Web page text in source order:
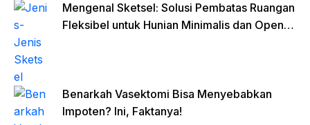
Mengenal Sketsel: Solusi Pembatas Ruangan
Fleksibel untuk Hunian Minimalis dan Open
Benarkah Vasektomi Bisa Menyebabkan
Impoten? Ini, Faktanya!